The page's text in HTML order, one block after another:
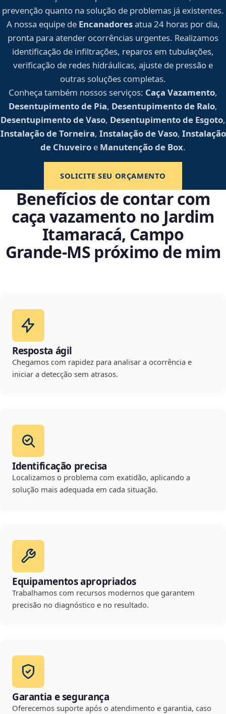
prevenção quanto na solução de problemas já existentes.
A nossa equipe de Encanadoresatua 24 horas por dia,
pronta para atender ocorrências urgentes. Realizamos
identificação de infiltrações, reparos em tubulações,
verificação de redes hidráulicas, ajuste de pressão e
outras soluções completas.
Conheça também nossos serviços: Caça Vazamento,
Desentupimento de Pia, Desentupimento de Ralo,
Desentupimento de Vaso, Desentupimento de Esgoto,
Instalação de Torneira, Instalação de Vaso, Instalação
de Chuveiro e Manutenção de Box.
SOLICITE SEU ORÇAMENTO
Benefícios de contar com
caça vazamento no Jardim
Itamaracá, Campo
Grande‑MS próximo de mim
Resposta ágil
Chegamos com rapidez para analisar a ocorrência e
iniciar a detecção sem atrasos.
Identificação precisa
Localizamos o problema com exatidão, aplicando a
solução mais adequada em cada situação.
Equipamentos apropriados
Trabalhamos com recursos modernos que garantem
precisão no diagnóstico e no resultado.
Garantia e segurança
Oferecemos suporte após o atendimento e garantia, caso